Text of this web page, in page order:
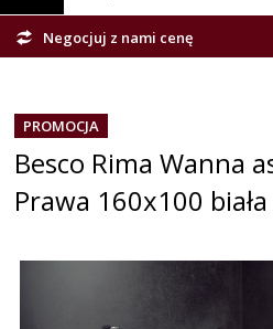
Negocjuj z nami cenę
PROMOCJA
Besco Rima Wanna
Prawa 160x100